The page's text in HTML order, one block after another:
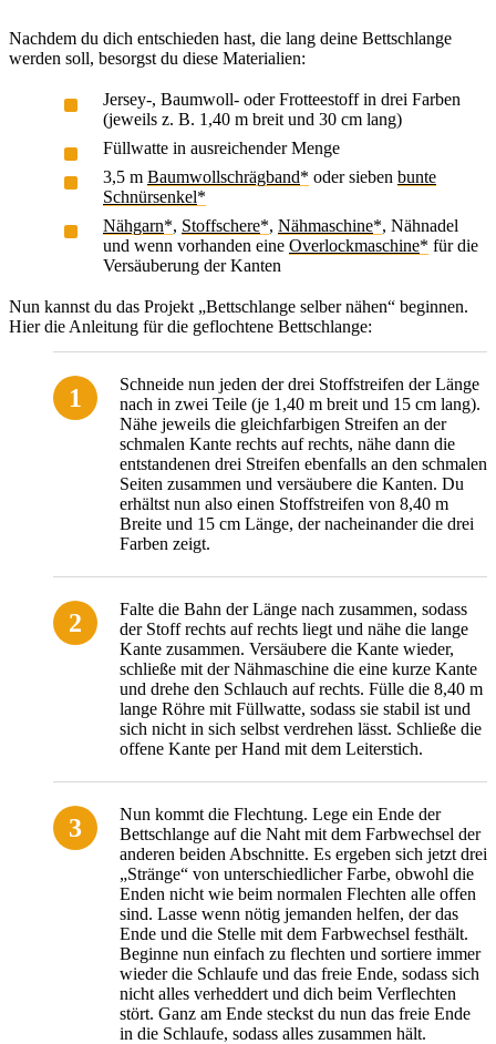
Nachdem du dich entschieden hast, die lang deine Bettschlange
werden soll, besorgst du diese Materialien:
Jersey-, Baumwoll- oder Frotteestoff in drei Farben
(jeweils z. B. 1,40 m breit und 30 cm lang)
Füllwatte in ausreichender Menge
3,5 m Baumwollschrägband oder sieben bunte
Schnürsenkel
Nähgarn , Stoffschere , Nähmaschine , Nähnadel
und wenn vorhanden eine Overlockmaschine
für die
Versäuberung der Kanten
Nun kannst du das Projekt „Bettschlange selber nähen“ beginnen.
Hier die Anleitung für die geflochtene Bettschlange:
Schneide nun jeden der drei Stoffstreifen der Länge
nach in zwei Teile (je 1,40 m breit und 15 cm lang).
Nähe jeweils die gleichfarbigen Streifen an der
schmalen Kante rechts auf rechts, nähe dann die
entstandenen drei Streifen ebenfalls an den schmalen
Seiten zusammen und versäubere die Kanten. Du
erhältst nun also einen Stoffstreifen von 8,40 m
Breite und 15 cm Länge, der nacheinander die drei
Farben zeigt.
Falte die Bahn der Länge nach zusammen, sodass
der Stoff rechts auf rechts liegt und nähe die lange
Kante zusammen. Versäubere die Kante wieder,
schließe mit der Nähmaschine die eine kurze Kante
und drehe den Schlauch auf rechts. Fülle die 8,40 m
lange Röhre mit Füllwatte, sodass sie stabil ist und
sich nicht in sich selbst verdrehen lässt. Schließe die
offene Kante per Hand mit dem Leiterstich.
Nun kommt die Flechtung. Lege ein Ende der
Bettschlange auf die Naht mit dem Farbwechsel der
anderen beiden Abschnitte. Es ergeben sich jetzt drei
„Stränge“ von unterschiedlicher Farbe, obwohl die
Enden nicht wie beim normalen Flechten alle offen
sind. Lasse wenn nötig jemanden helfen, der das
Ende und die Stelle mit dem Farbwechsel festhält.
Beginne nun einfach zu flechten und sortiere immer
wieder die Schlaufe und das freie Ende, sodass sich
nicht alles verheddert und dich beim Verflechten
stört. Ganz am Ende steckst du nun das freie Ende
in die Schlaufe, sodass alles zusammen hält.